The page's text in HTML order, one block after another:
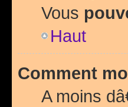
Vous
Haut
Comment
A moins